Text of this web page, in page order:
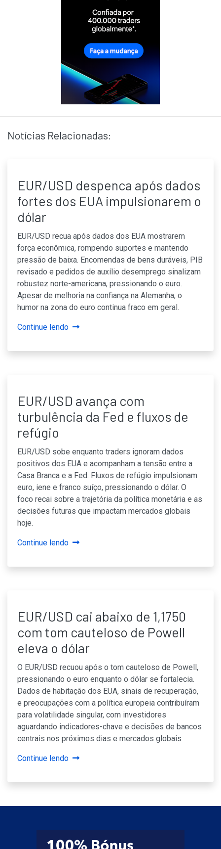
Notícias Relacionadas:
EUR/USD despenca após dados
fortes dos EUA impulsionarem o
dólar
EUR/USD recua após dados dos EUA mostrarem
força econômica, rompendo suportes e mantendo
pressão de baixa. Encomendas de bens duráveis, PIB
revisado e pedidos de auxílio desemprego sinalizam
robustez norte-americana, pressionando o euro.
Apesar de melhoria na confiança na Alemanha, o
humor na zona do euro continua fraco em geral.
Continue lendo
EUR/USD avança com
turbulência da Fed e fluxos de
refúgio
EUR/USD sobe enquanto traders ignoram dados
positivos dos EUA e acompanham a tensão entre a
Casa Branca e a Fed. Fluxos de refúgio impulsionam
euro, iene e franco suíço, pressionando o dólar. O
foco recai sobre a trajetória da política monetária e as
decisões futuras que impactam mercados globais
hoje.
Continue lendo
EUR/USD cai abaixo de 1,1750
com tom cauteloso de Powell
eleva o dólar
O EUR/USD recuou após o tom cauteloso de Powell,
pressionando o euro enquanto o dólar se fortalecia.
Dados de habitação dos EUA, sinais de recuperação,
e preocupações com a política europeia contribuíram
para volatilidade singular, com investidores
aguardando indicadores-chave e decisões de bancos
centrais nos próximos dias e mercados globais
Continue lendo